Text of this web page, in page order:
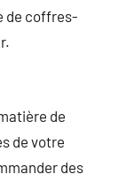
de coffres-
de
de votre
des